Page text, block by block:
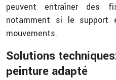
peuvent entraîner des
notamment si le support
mouvements.
Solutions
peinture adapté